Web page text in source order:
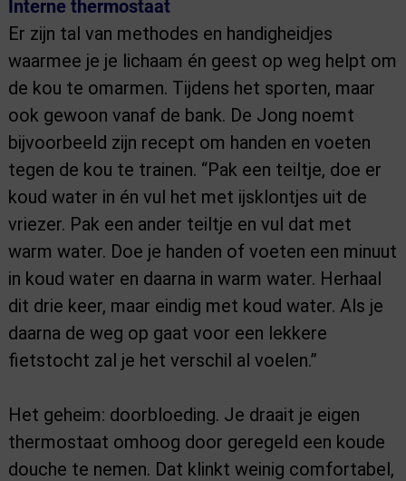
Interne thermostaat
Er zijn tal van methodes en handigheidjes
waarmee je je lichaam én geest op weg helpt om
de kou te omarmen. Tijdens het sporten, maar
ook gewoon vanaf de bank. De Jong noemt
bijvoorbeeld zijn recept om handen en voeten
tegen de kou te trainen. “Pak een teiltje, doe er
koud water in én vul het met ijsklontjes uit de
vriezer. Pak een ander teiltje en vul dat met
warm water. Doe je handen of voeten een minuut
in koud water en daarna in warm water. Herhaal
dit drie keer, maar eindig met koud water. Als je
daarna de weg op gaat voor een lekkere
fietstocht zal je het verschil al voelen.”
Het geheim: doorbloeding. Je draait je eigen
thermostaat omhoog door geregeld een koude
douche te nemen. Dat klinkt weinig comfortabel,